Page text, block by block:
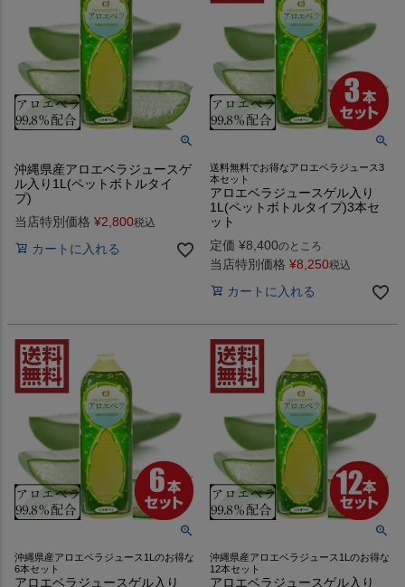
沖縄県産アロエベラジュースゲ
ル入り1L(ペットボトルタイ
プ)
当店特別価格 ¥2,800税込
カートに入れる
送料無料でお得なアロエベラジュース3
本セット
アロエベラジュースゲル入り
1L(ペットボトルタイプ)3本セ
ット
定価 ¥8,400のところ
当店特別価格 ¥8,250税込
カートに入れる
沖縄県産アロエベラジュース1Lのお得な
6本セット
アロエベラジュースゲル入り
沖縄県産アロエベラジュース1Lのお得な
12本セット
アロエベラジュースゲル入り